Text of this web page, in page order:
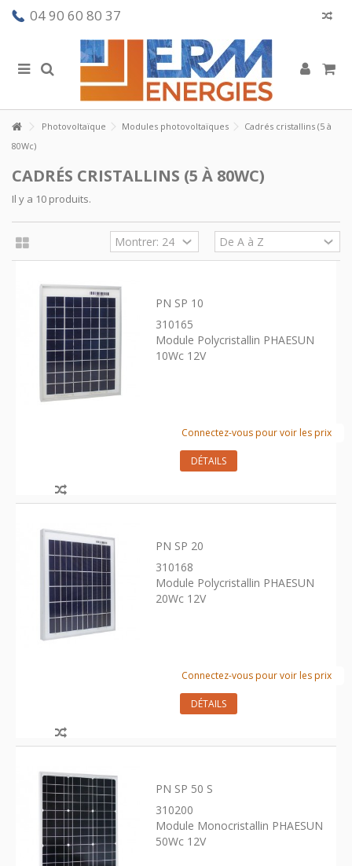
04 90 60 80 37
Photovoltaïque Modules photovoltaïques
Cadrés cristallins (5 à
80Wc)
CADRÉS CRISTALLINS (5 À 80WC)
Il y a 10 produits.
PN SP 10
310165
Module Polycristallin PHAESUN
10Wc 12V
Connectez-vous pour voir les prix
DÉTAILS
PN SP 20
310168
Module Polycristallin PHAESUN
20Wc 12V
Connectez-vous pour voir les prix
DÉTAILS
PN SP 50 S
310200
Module Monocristallin PHAESUN
50Wc 12V